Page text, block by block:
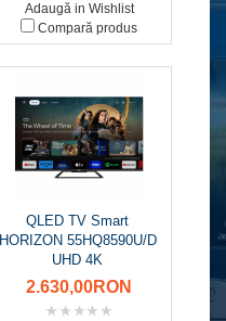
Adaugă in Wishlist
Compară produs
QLED TV Smart
HORIZON 55HQ8590U/D
UHD 4K
2.630,00RON